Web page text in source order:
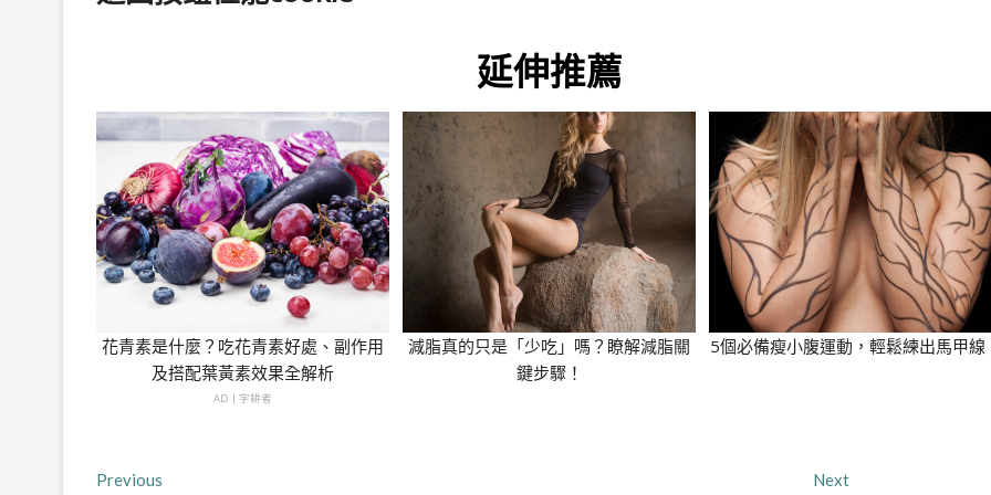
延伸推薦
花青素是什麼？吃花青素好處、副作用
及搭配葉黃素效果全解析
AD | 字耕者
減脂真的只是「少吃」嗎？瞭解減脂關
鍵步驟！
5個必備瘦小腹運動，輕鬆練出馬甲線
文
Previous NextNext